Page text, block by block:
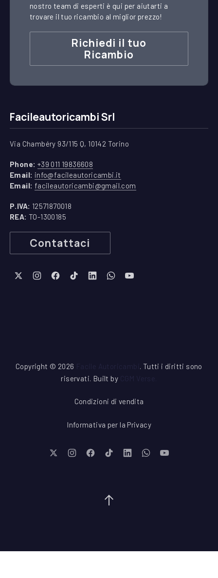
nostro team di esperti è qui per aiutarti a
trovare il tuo ricambio al miglior prezzo!
Richiedi il tuo
Ricambio
Facileautoricambi Srl
Via Chambéry 93/115 Q, 10142 Torino
Phone: +39 011 19836608
Email: info@facileautoricambi.it
Email: facileautoricambi@gmail.com
P.IVA: 12571870018
REA: TO-1300185
Contattaci
New Window
New Window
New Window
New Window
New Window
New WindowNew Window
Copyright © 2026 Facile Autoricambi . Tutti i diritti sono
riservati. Built by CGM Verse
Condizioni di vendita
Informativa per la Privacy
New Window
New Window
New Window
New Window
New Window
New WindowNew Window